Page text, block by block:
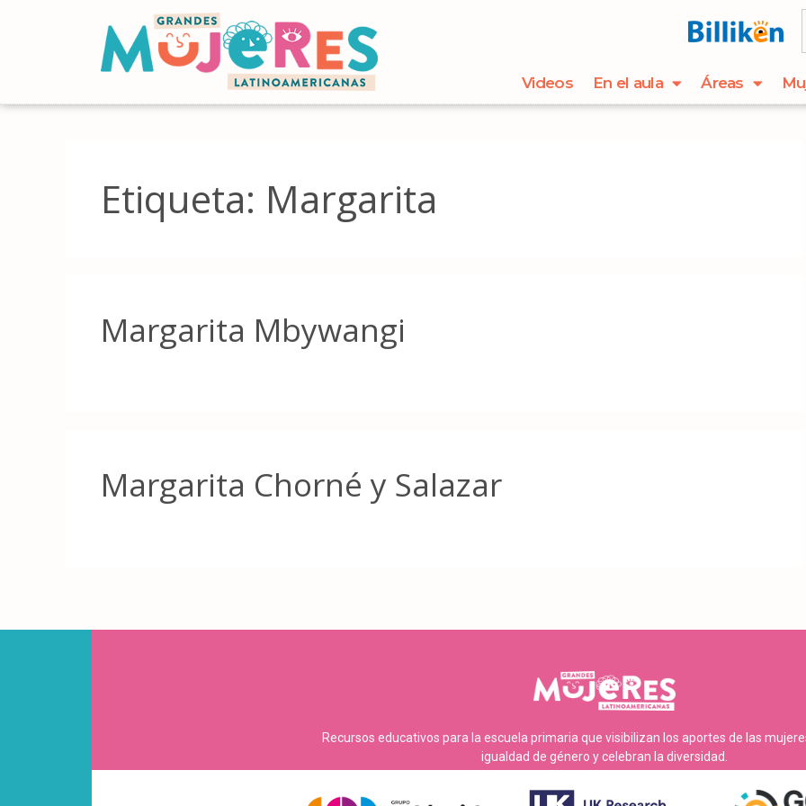
Videos En el aula Áreas
Etiqueta: Margarita
Margarita Mbywangi
Margarita Chorné y Salazar
Recursos educativos para la escuela primaria que visibilizan los aportes de las
igualdad de género y celebran la diversidad.